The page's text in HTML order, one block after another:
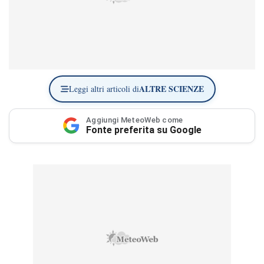
Leggi altri articoli diALTRE SCIENZE
Aggiungi MeteoWeb come
Fonte preferita su Google